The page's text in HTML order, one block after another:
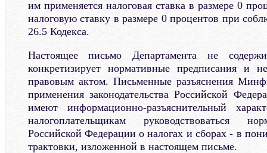
им применяется налоговая ставка в размере 0
налоговую ставку в размере 0 процентов при
26.5 Кодекса.
Настоящее письмо Департамента не
конкретизирует нормативные предписания и
правовым актом. Письменные разъяснения
применения законодательства Российской
имеют информационно-разъяснительный
налогоплательщикам руководствоваться
Российской Федерации о налогах и сборах - в
трактовки, изложенной в настоящем письме.